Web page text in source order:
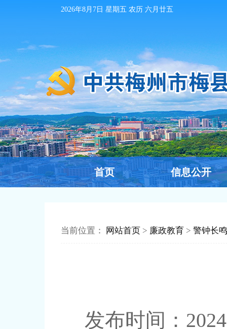
2026年8月7日 星期五 农历 六月廿五
首页 信息公开
当前位置： 网站首页 > 廉政教育 > 警钟长鸣
发布时间：